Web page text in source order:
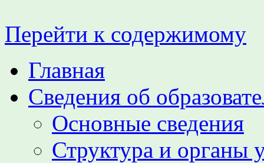
Перейти к содержимому
Главная
Сведения об
Основные сведения
Структура и органы